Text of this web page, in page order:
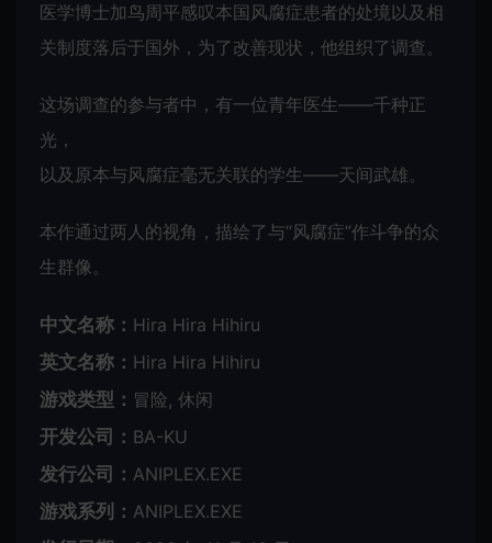
医学博士加鸟周平感叹本国风腐症患者的处境以及相
关制度落后于国外，为了改善现状，他组织了调查。
这场调查的参与者中，有一位青年医生——千种正
光，
以及原本与风腐症毫无关联的学生——天间武雄。
本作通过两人的视角，描绘了与“风腐症”作斗争的众
生群像。
中文名称： Hira Hira Hihiru
英文名称： Hira Hira Hihiru
游戏类型： 冒险, 休闲
开发公司： BA-KU
发行公司： ANIPLEX.EXE
游戏系列： ANIPLEX.EXE